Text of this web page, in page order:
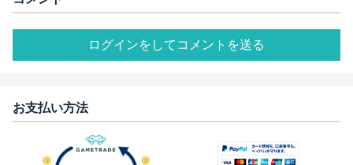
ログインをしてコメントを送る
お支払い方法